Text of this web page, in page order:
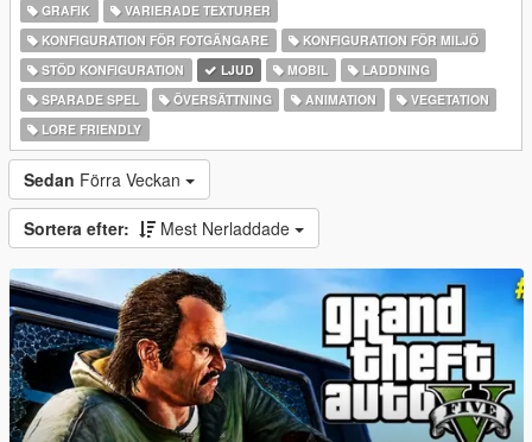
GRAFIK
VARIERADE TEXTURER
KONFIGURATION FÖR FOTGÄNGARE
KONFIGURATION FÖR MILJÖ
STÖD KONFIGURATION
LJUD MOBIL
LADDNING
SPARADE SPEL
ÖVERSÄTTNING ANIMATION
VEGETATION
LORE FRIENDLY
Sedan Förra Veckan
Sortera efter: Mest Nerladdade